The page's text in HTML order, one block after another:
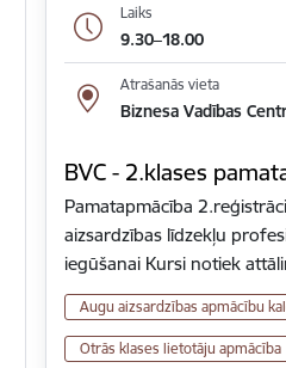
Laiks
9.30–18.00
Atrašanās vieta
Biznesa Vadības
BVC - 2.klases
Pamatapmācība
aizsardzības līdzekļu
iegūšanai Kursi notiek
Augu aizsardzības apmācību
Otrās klases lietotāju apmācība